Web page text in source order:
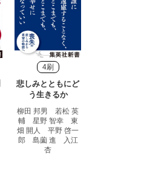
4刷
悲しみとともにど
う生きるか
柳田 邦男 若松 英
輔 星野 智幸 東
畑 開人 平野 啓一
郎 島薗 進 入江
杏